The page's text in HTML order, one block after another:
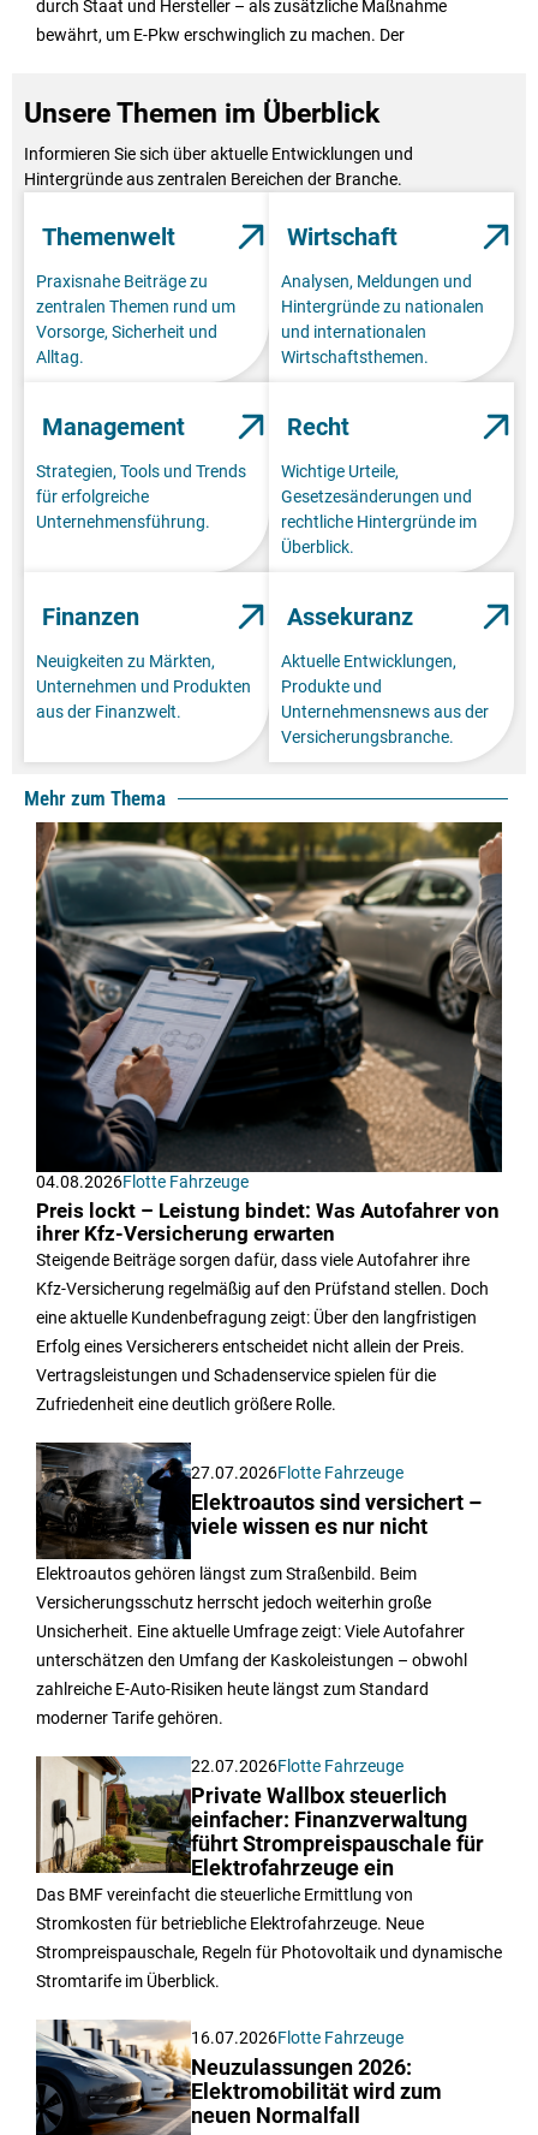
durch Staat und Hersteller – als zusätzliche Maßnahme
bewährt, um E-Pkw erschwinglich zu machen. Der
Unsere Themen im Überblick
Informieren Sie sich über aktuelle Entwicklungen und
Hintergründe aus zentralen Bereichen der Branche.
Themenwelt
Praxisnahe Beiträge zu
zentralen Themen rund um
Vorsorge, Sicherheit und
Alltag.
Wirtschaft
Analysen, Meldungen und
Hintergründe zu nationalen
und internationalen
Wirtschaftsthemen.
Management
Strategien, Tools und Trends
für erfolgreiche
Unternehmensführung.
Recht
Wichtige Urteile,
Gesetzesänderungen und
rechtliche Hintergründe im
Überblick.
Finanzen
Neuigkeiten zu Märkten,
Unternehmen und Produkten
aus der Finanzwelt.
Assekuranz
Aktuelle Entwicklungen,
Produkte und
Unternehmensnews aus der
Versicherungsbranche.
Mehr zum Thema
04.08.2026Flotte Fahrzeuge
Preis lockt – Leistung bindet: Was Autofahrer von
ihrer Kfz-Versicherung erwarten
Steigende Beiträge sorgen dafür, dass viele Autofahrer ihre
Kfz-Versicherung regelmäßig auf den Prüfstand stellen. Doch
eine aktuelle Kundenbefragung zeigt: Über den langfristigen
Erfolg eines Versicherers entscheidet nicht allein der Preis.
Vertragsleistungen und Schadenservice spielen für die
Zufriedenheit eine deutlich größere Rolle.
27.07.2026Flotte Fahrzeuge
Elektroautos sind versichert –
viele wissen es nur nicht
Elektroautos gehören längst zum Straßenbild. Beim
Versicherungsschutz herrscht jedoch weiterhin große
Unsicherheit. Eine aktuelle Umfrage zeigt: Viele Autofahrer
unterschätzen den Umfang der Kaskoleistungen – obwohl
zahlreiche E-Auto-Risiken heute längst zum Standard
moderner Tarife gehören.
22.07.2026Flotte Fahrzeuge
Private Wallbox steuerlich
einfacher: Finanzverwaltung
führt Strompreispauschale für
Elektrofahrzeuge ein
Das BMF vereinfacht die steuerliche Ermittlung von
Stromkosten für betriebliche Elektrofahrzeuge. Neue
Strompreispauschale, Regeln für Photovoltaik und dynamische
Stromtarife im Überblick.
16.07.2026Flotte Fahrzeuge
Neuzulassungen 2026:
Elektromobilität wird zum
neuen Normalfall